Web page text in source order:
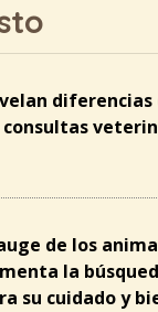
diferencias
consultas
de los
la
su cuidado y